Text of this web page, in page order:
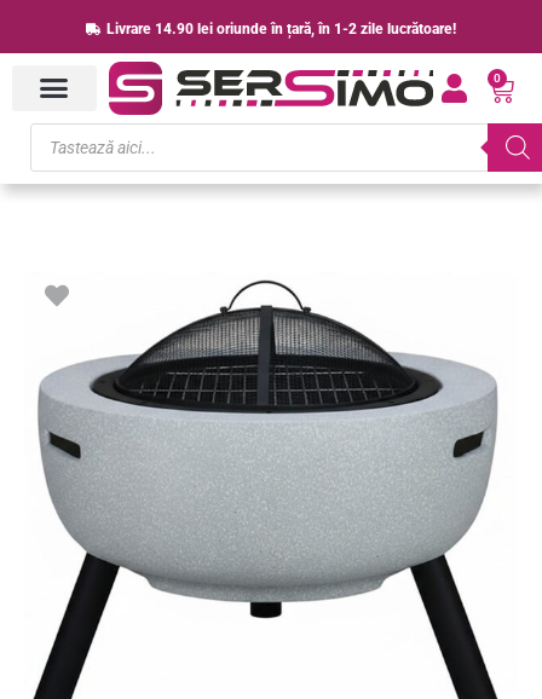
to
content
Livrare 14.90 lei oriunde în țară, în 1-2 zile lucrătoare!
0
Cart
Products
search
Semineu
exterior
pentru
terasa
sau
gradina
magneziu,
cu